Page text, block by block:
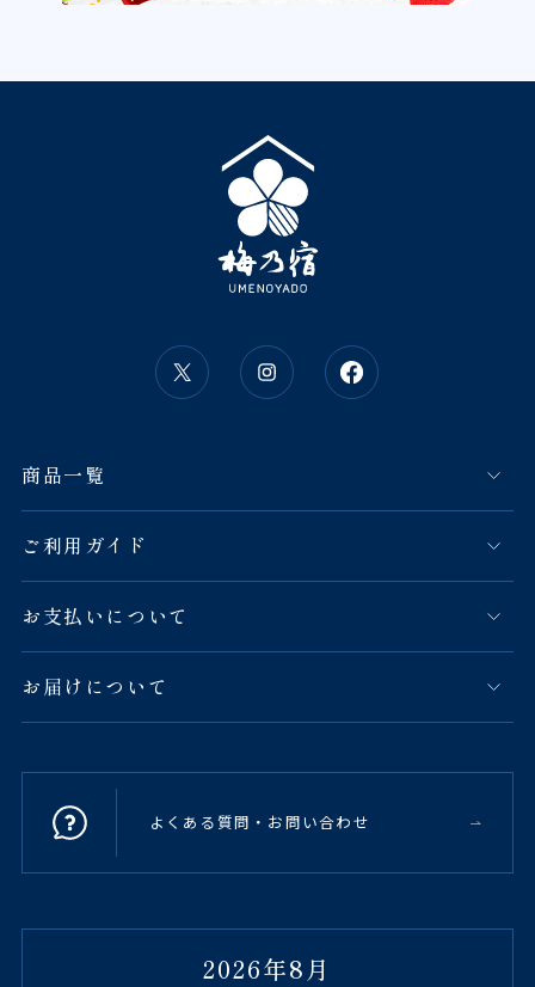
商品一覧
ご利用ガイド
お支払いについて
お届けについて
よくある質問・お問い合わせ
2026年8月